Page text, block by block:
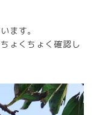
ます。
ょくちょく確認し